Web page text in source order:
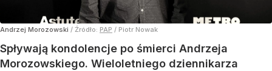
Andrzej Morozowski / Źródło: PAP / Piotr Nowak
Spływają kondolencje po śmierci Andrzeja
Morozowskiego. Wieloletniego dziennikarza